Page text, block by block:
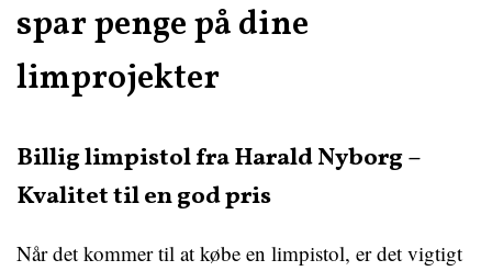
spar penge på dine
limprojekter
Billig limpistol fra Harald Nyborg –
Kvalitet til en god pris
Når det kommer til at købe en limpistol, er det vigtigt